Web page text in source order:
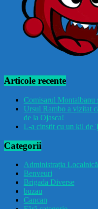
Articole recente
Comisarul Montalbanu
Ursul Rambo a vizitat
de la Ojasca!
L-a cinstit cu un kil de
Categorii
Administrația Localnică
Benveuri
Brigada Diverse
buzau
Cancan